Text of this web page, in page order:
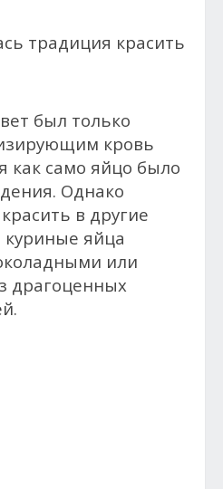
традиция красить
был только
кровь
как само яйцо было
Однако
в другие
куриные яйца
или
драгоценных